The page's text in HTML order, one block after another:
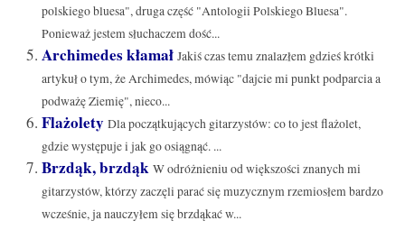
polskiego bluesa", druga część "Antologii Polskiego Bluesa".
Ponieważ jestem słuchaczem dość...
Archimedes kłamał Jakiś czas temu znalazłem gdzieś krótki
artykuł o tym, że Archimedes, mówiąc "dajcie mi punkt podparcia a
podważę Ziemię", nieco...
Flażolety Dla początkujących gitarzystów: co to jest flażolet,
gdzie występuje i jak go osiągnąć. ...
Brzdąk, brzdąk W odróżnieniu od większości znanych mi
gitarzystów, którzy zaczęli parać się muzycznym rzemiosłem bardzo
wcześnie, ja nauczyłem się brzdąkać w...